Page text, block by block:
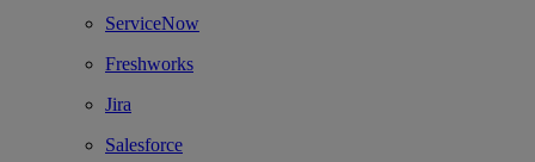
ServiceNow
Freshworks
Jira
Salesforce